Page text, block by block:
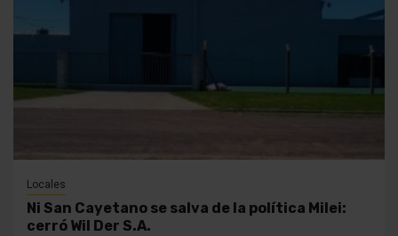
Locales
Ni San Cayetano se salva de la política Milei:
cerró Wil Der S.A.